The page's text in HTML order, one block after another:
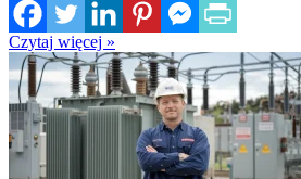
Czytaj więcej »